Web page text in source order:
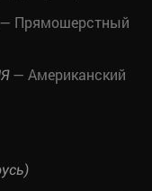
— Прямошерстный
— Американский